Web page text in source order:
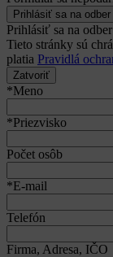
Prihlásiť sa na odber
Tieto stránky sú
platia Pravidlá
Zatvoriť
*Meno
*Priezvisko
Počet osôb
*E-mail
Telefón
Firma, Adresa, IČO